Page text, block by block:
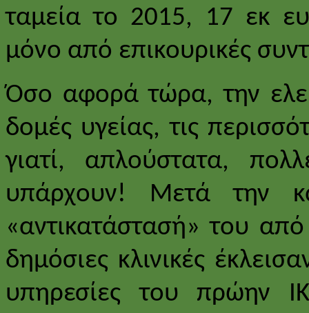
ταμεία το 2015, 17 εκ
μόνο από επικουρικές
Όσο αφορά τώρα, την
δομές υγείας, τις
γιατί, απλούστατα,
υπάρχουν! Μετά την
«αντικατάστασή» του
δημόσιες κλινικές
υπηρεσίες του πρώην